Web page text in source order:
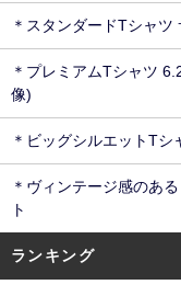
＊スタンダードTシャ
＊プレミアムTシャツ
像)
＊ビッグシルエットTシ
＊ヴィンテージ感のあ
ト
ランキング